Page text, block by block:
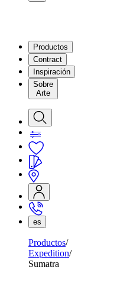
Productos
Contract
Inspiración
Sobre
Arte
es
Productos
Expedition
Sumatra